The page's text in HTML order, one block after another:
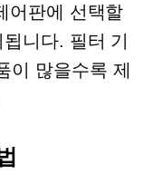
어판에 선택할
니다. 필터 기
이 많을수록 제